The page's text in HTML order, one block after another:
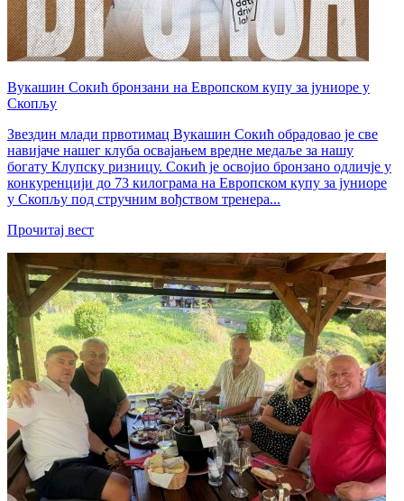
Вукашин Сокић бронзани на Европском купу за јуниоре у
Скопљу
Звездин млади првотимац Вукашин Сокић обрадовао је све
навијаче нашег клуба освајањем вредне медаље за нашу
богату Клупску ризницу. Сокић је освојио бронзано одличје у
конкуренцији до 73 килограма на Европском купу за јуниоре
у Скопљу под стручним вођством тренера...
Прочитај вест